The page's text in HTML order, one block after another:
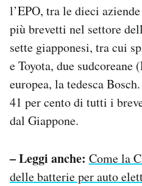
l’EPO, tra le dieci
più brevetti nel settore
sette giapponesi, tra cui
e Toyota, due sudcoreane
europea, la tedesca
41 per cento di tutti i
dal Giappone.
– Leggi anche: Come la
delle batterie per auto